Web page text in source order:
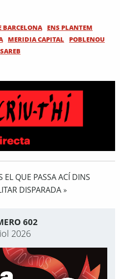
BARCELONA
ENS PLANTEM
MERIDIA CAPITAL
POBLENOU
SAREB
EL QUE PASSA ACÍ DINS
DISPARADA »
602
2026